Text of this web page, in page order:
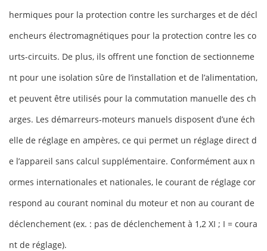
hermiques pour la protection contre les surcharges et de décl
encheurs électromagnétiques pour la protection contre les co
urts-circuits. De plus, ils offrent une fonction de sectionneme
nt pour une isolation sûre de l’installation et de l’alimentation,
et peuvent être utilisés pour la commutation manuelle des ch
arges. Les démarreurs-moteurs manuels disposent d’une éch
elle de réglage en ampères, ce qui permet un réglage direct d
e l’appareil sans calcul supplémentaire. Conformément aux n
ormes internationales et nationales, le courant de réglage cor
respond au courant nominal du moteur et non au courant de
déclenchement (ex. : pas de déclenchement à 1,2 XI ; I = coura
nt de réglage).